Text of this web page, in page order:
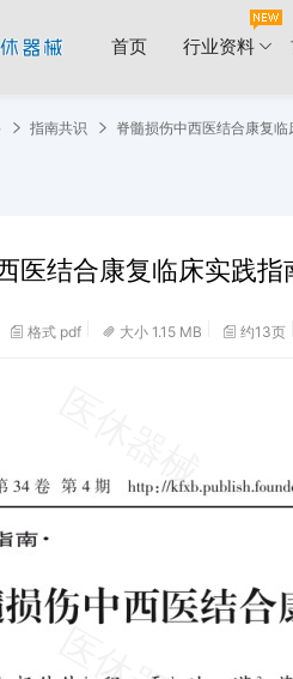
首页 行业资料
指南共识 脊髓损伤中西医结合康复
医结合康复临床实践
格式 pdf 大小 1.15 MB 约13页